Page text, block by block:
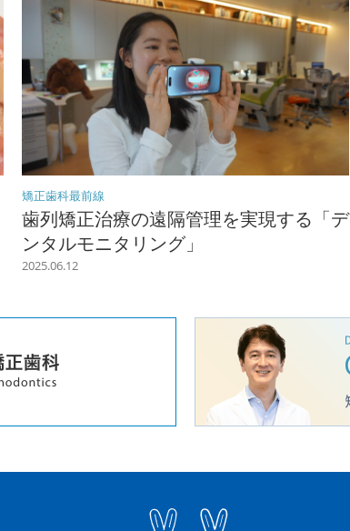
矯正歯科最前線
歯列矯正治療の遠隔管理を実現する「デ
ンタルモニタリング」
2025.06.12